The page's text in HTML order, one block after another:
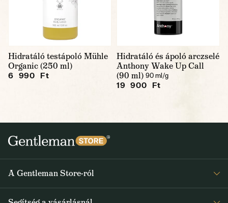
Hidratáló testápoló Mühle
Organic (250 ml)
6 990 Ft
Hidratáló és ápoló arczselé
Anthony Wake Up Call
(90 ml) 90 ml/g
19 900 Ft
A Gentleman Store-ról